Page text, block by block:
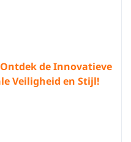
Ontdek de Innovatieve
Veiligheid en Stijl!